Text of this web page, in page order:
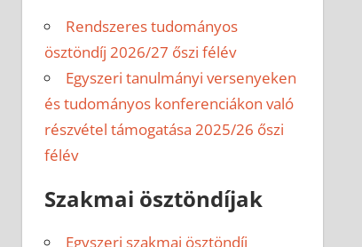
Rendszeres tudományos
ösztöndíj 2026/27 őszi félév
Egyszeri tanulmányi versenyeken
és tudományos konferenciákon való
részvétel támogatása 2025/26 őszi
félév
Szakmai ösztöndíjak
Egyszeri szakmai ösztöndíj